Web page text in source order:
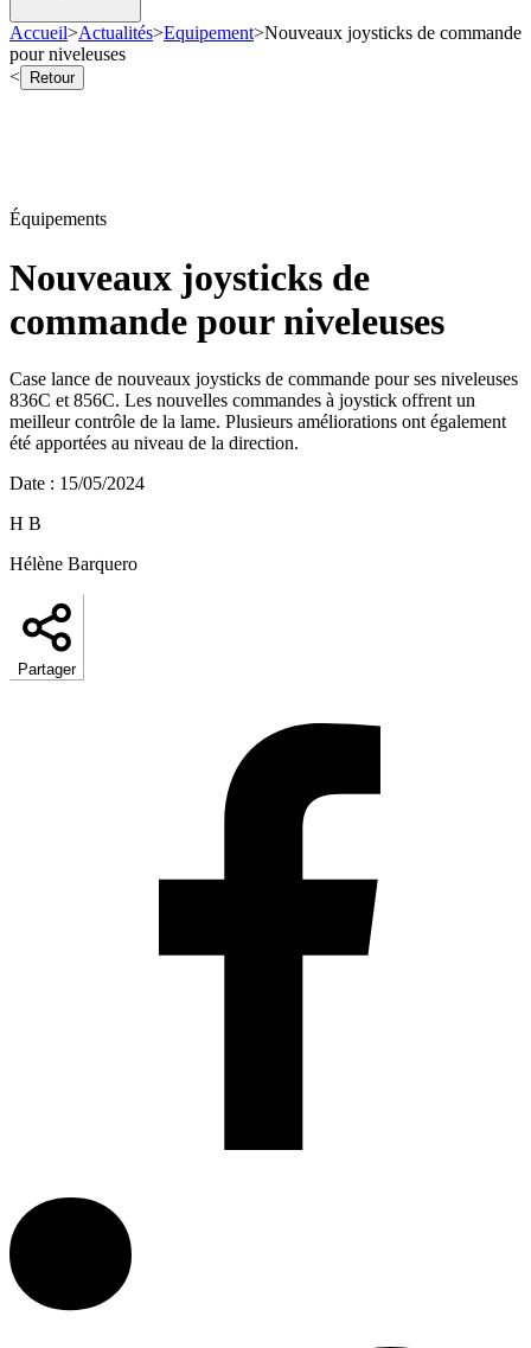
Accueil>Actualités>Equipement>Nouveaux joysticks de commande
pour niveleuses
<
Retour
Équipements
Nouveaux joysticks de
commande pour niveleuses
Case lance de nouveaux joysticks de commande pour ses niveleuses
836C et 856C. Les nouvelles commandes à joystick offrent un
meilleur contrôle de la lame. Plusieurs améliorations ont également
été apportées au niveau de la direction.
Date : 15/05/2024
H B
Hélène Barquero
Partager